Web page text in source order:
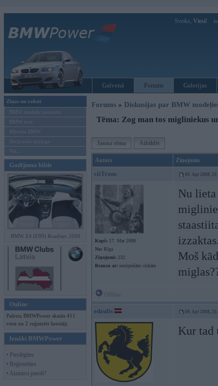
Sveiks, Viesi!
Galvenā Forums Galerijas
Ziņas un raksti
BMW modeļu jaunumi
BMW testi
Mēneša BMW
Sērijveida tūnings
Vel...
Gadījuma bilde
BMW Z4 (E89) Roadster 2009
Online
Pašreiz BMWPower skatās 411
viesi un 2 reģistrēti lietotāji.
Ienākt BMWPower
• Pieslēgties
• Reģistrēties
• Aizmirsi paroli?
Forums » Diskusijas par BMW
Tēma: Zog man tos migliniekus
Jauna tēma Atbildēt
Autors Ziņojums
ciiTrons 09. Apr 2008,
Kopš: 17. Mar 2008
No: Rīga
Ziņojumi: 232
Braucu ar: notirpušām ciskām
Nu lieta
Moš
edzulis 09. Apr 2008,
Kur tad